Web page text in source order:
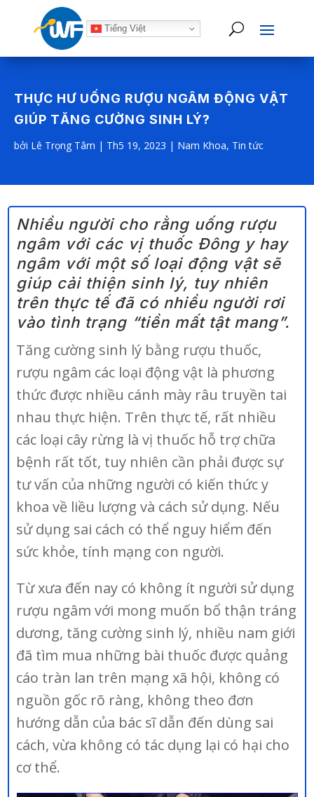
Tiếng Việt
THỰC HƯ UỐNG RƯỢU NGÂM ĐỘNG VẬT
GIÚP TĂNG CƯỜNG SINH LÝ?
bởi Lê Trọng Tâm | Th5 19, 2023 | Nam Khoa, Tin tức
Nhiều người cho rằng uống rượu
ngâm với các vị thuốc Đông y hay
ngâm với một số loại động vật sẽ
giúp cải thiện sinh lý, tuy nhiên
trên thực tế đã có nhiều người rơi
vào tình trạng “tiền mất tật mang”.
Tăng cường sinh lý bằng rượu thuốc,
rượu ngâm các loại động vật là phương
thức được nhiều cánh mày râu truyền tai
nhau thực hiện. Trên thực tế, rất nhiều
các loại cây rừng là vị thuốc hỗ trợ chữa
bệnh rất tốt, tuy nhiên cần phải được sự
tư vấn của những người có kiến thức y
khoa về liều lượng và cách sử dụng. Nếu
sử dụng sai cách có thể nguy hiểm đến
sức khỏe, tính mạng con người.
Từ xưa đến nay có không ít người sử dụng
rượu ngâm với mong muốn bổ thận tráng
dương, tăng cường sinh lý, nhiều nam giới
đã tìm mua những bài thuốc được quảng
cáo tràn lan trên mạng xã hội, không có
nguồn gốc rõ ràng, không theo đơn
hướng dẫn của bác sĩ dẫn đến dùng sai
cách, vừa không có tác dụng lại có hại cho
cơ thể.